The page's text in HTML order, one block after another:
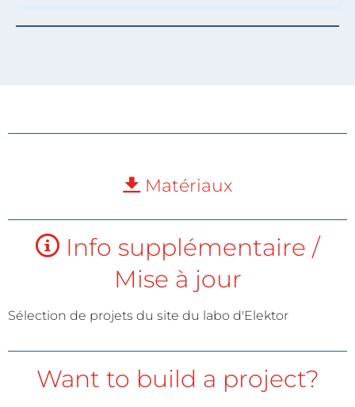
Matériaux
Info supplémentaire /
Mise à jour
Sélection de projets du site du labo d'Elektor
Want to build a project?